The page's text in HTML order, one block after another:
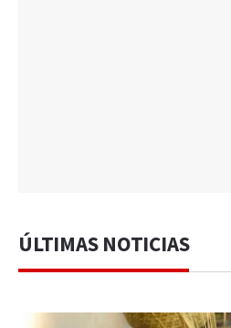
ÚLTIMAS NOTICIAS